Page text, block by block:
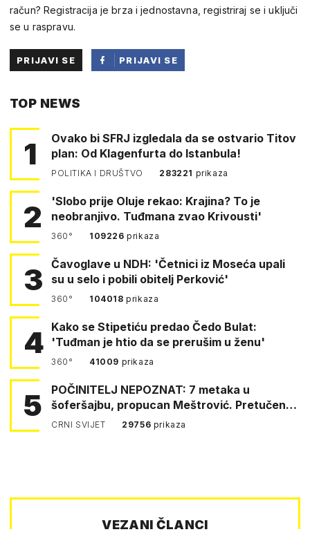
račun? Registracija je brza i jednostavna, registriraj se i uključi
se u raspravu.
PRIJAVI SE
PRIJAVI SE
TOP NEWS
1
Ovako bi SFRJ izgledala da se ostvario Titov
plan: Od Klagenfurta do Istanbula!
POLITIKA I DRUŠTVO 283221 prikaza
2
'Slobo prije Oluje rekao: Krajina? To je
neobranjivo. Tuđmana zvao Krivousti'
360° 109226prikaza
3
Čavoglave u NDH: 'Četnici iz Moseća upali
su u selo i pobili obitelj Perković'
360° 104018prikaza
4 Kako se Stipetiću predao Čedo Bulat:
'Tuđman je htio da se prerušim u ženu'
360° 41009 prikaza
5
POČINITELJ NEPOZNAT: 7 metaka u
šoferšajbu, propucan Meštrović. Pretučen
Pejin
CRNI SVIJET 29756 prikaza
VEZANI ČLANCI